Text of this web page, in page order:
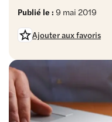
Publié le : 9 mai 2019
Ajouter aux favoris